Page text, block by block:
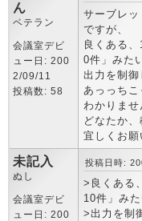
ん
ベテラン
会議室デビ
ュー日: 200
2/09/11
投稿数: 58
サーブレ
ですが、
良くある
0件」みた
出力を制御
あっっちこ
わかりませ
どなたか、
宜しくお願
未記入
ぬし
会議室デビ
ュー日: 200
投稿日時:
>良くある
10件」み
>出力を制